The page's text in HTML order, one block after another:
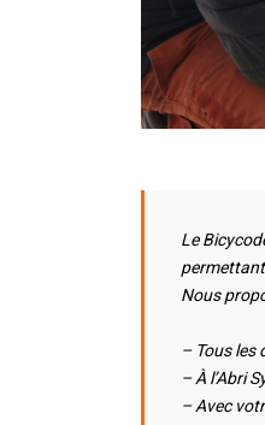
Le
Nous
– Tous les
– À l’Abri
– Avec